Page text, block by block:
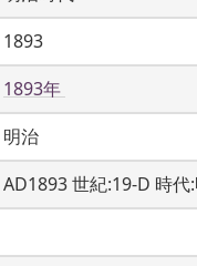
1893
1893年
明治
AD1893 世紀:19-D 時